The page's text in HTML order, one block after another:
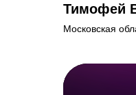
Тимофей
Московская